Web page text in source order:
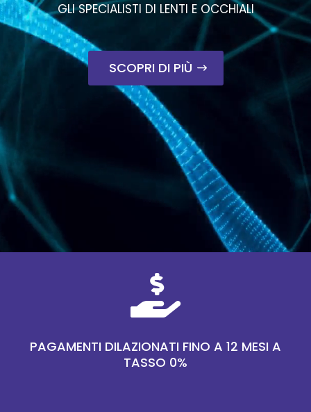
GLI SPECIALISTI DI LENTI E OCCHIALI
SCOPRI DI PIÙ

PAGAMENTI DILAZIONATI FINO A 12 MESI A
TASSO 0%